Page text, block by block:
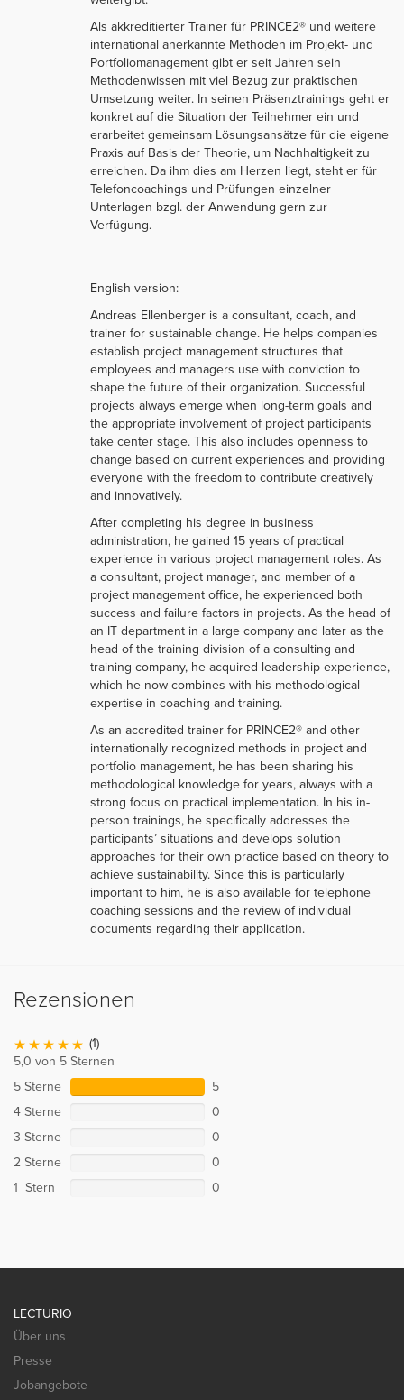
Als akkreditierter Trainer für PRINCE2® und weitere
international anerkannte Methoden im Projekt- und
Portfoliomanagement gibt er seit Jahren sein
Methodenwissen mit viel Bezug zur praktischen
Umsetzung weiter. In seinen Präsenztrainings geht er
konkret auf die Situation der Teilnehmer ein und
erarbeitet gemeinsam Lösungsansätze für die eigene
Praxis auf Basis der Theorie, um Nachhaltigkeit zu
erreichen. Da ihm dies am Herzen liegt, steht er für
Telefoncoachings und Prüfungen einzelner
Unterlagen bzgl. der Anwendung gern zur
Verfügung.
English version:
Andreas Ellenberger is a consultant, coach, and
trainer for sustainable change. He helps companies
establish project management structures that
employees and managers use with conviction to
shape the future of their organization. Successful
projects always emerge when long-term goals and
the appropriate involvement of project participants
take center stage. This also includes openness to
change based on current experiences and providing
everyone with the freedom to contribute creatively
and innovatively.
After completing his degree in business
administration, he gained 15 years of practical
experience in various project management roles. As
a consultant, project manager, and member of a
project management office, he experienced both
success and failure factors in projects. As the head of
an IT department in a large company and later as the
head of the training division of a consulting and
training company, he acquired leadership experience,
which he now combines with his methodological
expertise in coaching and training.
As an accredited trainer for PRINCE2® and other
internationally recognized methods in project and
portfolio management, he has been sharing his
methodological knowledge for years, always with a
strong focus on practical implementation. In his in-
person trainings, he specifically addresses the
participants’ situations and develops solution
approaches for their own practice based on theory to
achieve sustainability. Since this is particularly
important to him, he is also available for telephone
coaching sessions and the review of individual
documents regarding their application.
Rezensionen
(1)
5,0 von 5 Sternen
5 Sterne
5
4 Sterne
0
3 Sterne
0
2 Sterne
0
1 Stern
0
LECTURIO
Über uns
Presse
Jobangebote